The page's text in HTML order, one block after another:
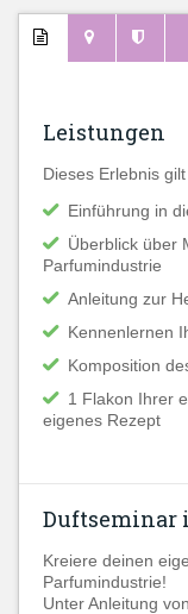
Leistungen
Dieses Erlebnis
Einführung in
Überblick über
Parfumindustrie
Anleitung zur
Kennenlernen
Komposition
1 Flakon Ihrer
eigenes Rezept
Duftseminar
Kreiere deinen
Parfumindustrie!
Unter Anleitung